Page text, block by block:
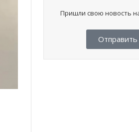
Пришли свою новость
Отправить